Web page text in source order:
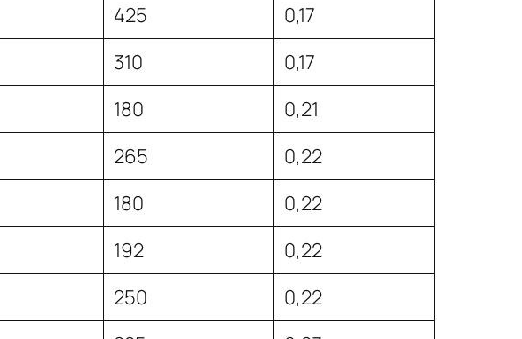
425
0,17
310
0,17
180
0,21
265
0,22
180
0,22
192
0,22
250
0,22